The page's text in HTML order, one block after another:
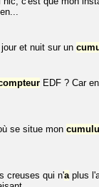
et nuit sur un
EDF ? Car
se situe mon
creuses qui n'aplus